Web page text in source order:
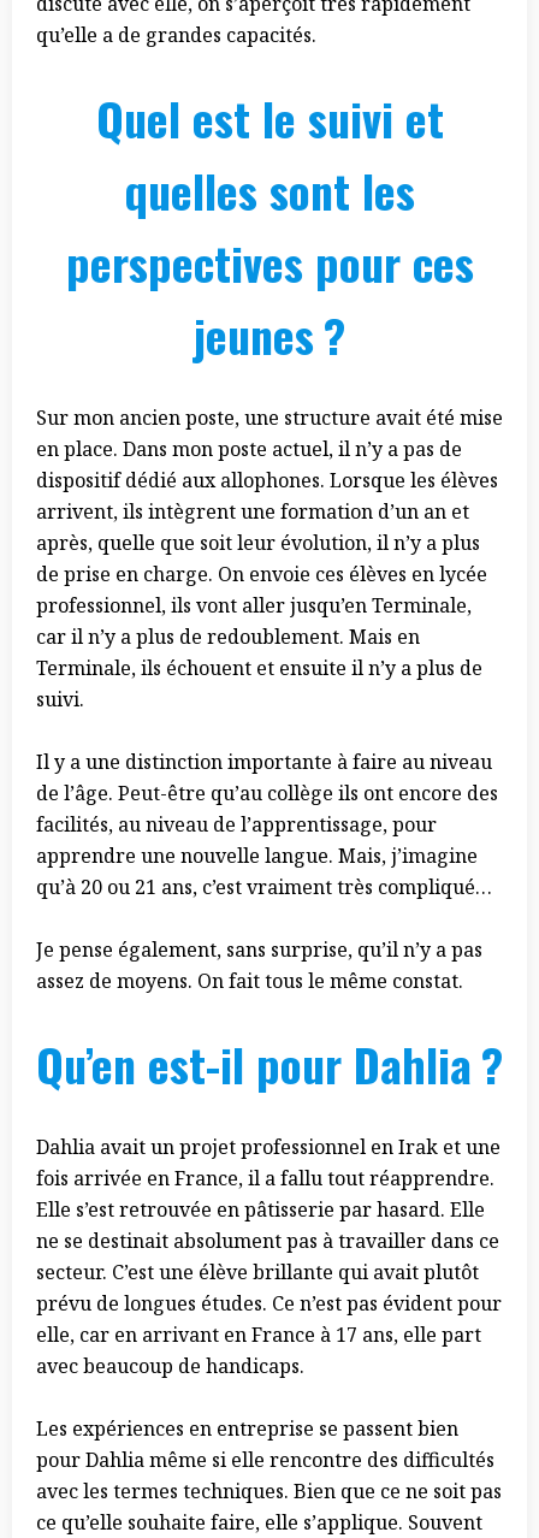
qu’elle a de grandes capacités.
Quel est le suivi et
quelles sont les
perspectives pour ces
jeunes ?
Sur mon ancien poste, une structure avait été mise
en place. Dans mon poste actuel, il n’y a pas de
dispositif dédié aux allophones. Lorsque les élèves
arrivent, ils intègrent une formation d’un an et
après, quelle que soit leur évolution, il n’y a plus
de prise en charge. On envoie ces élèves en lycée
professionnel, ils vont aller jusqu’en Terminale,
car il n’y a plus de redoublement. Mais en
Terminale, ils échouent et ensuite il n’y a plus de
suivi.
Il y a une distinction importante à faire au niveau
de l’âge. Peut-être qu’au collège ils ont encore des
facilités, au niveau de l’apprentissage, pour
apprendre une nouvelle langue. Mais, j’imagine
qu’à 20 ou 21 ans, c’est vraiment très compliqué…
Je pense également, sans surprise, qu’il n’y a pas
assez de moyens. On fait tous le même constat.
Qu’en est-il pour Dahlia ?
Dahlia avait un projet professionnel en Irak et une
fois arrivée en France, il a fallu tout réapprendre.
Elle s’est retrouvée en pâtisserie par hasard. Elle
ne se destinait absolument pas à travailler dans ce
secteur. C’est une élève brillante qui avait plutôt
prévu de longues études. Ce n’est pas évident pour
elle, car en arrivant en France à 17 ans, elle part
avec beaucoup de handicaps.
Les expériences en entreprise se passent bien
pour Dahlia même si elle rencontre des difficultés
avec les termes techniques. Bien que ce ne soit pas
ce qu’elle souhaite faire, elle s’applique. Souvent